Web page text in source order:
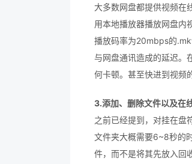
大多数网盘都提供视频在
用本地播放器播放网盘内
播放码率为20mbps的
与网盘通讯造成的延迟。
何卡顿。甚至快进到视频
3.添加、删除文件以及在
之前已经提到，对挂在盘
文件夹大概需要6~8秒的
件，而不是将其先放入回